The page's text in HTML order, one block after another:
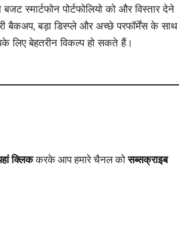
स्मार्टफोन पोर्टफोलियो को और विस्तार देने
बैकअप, बड़ा डिस्प्ले और अच्छे परफॉर्मेंस के साथ
बेहतरीन विकल्प हो सकते हैं।
क्लिककरके आप हमारे चैनल कोसब्सक्राइब